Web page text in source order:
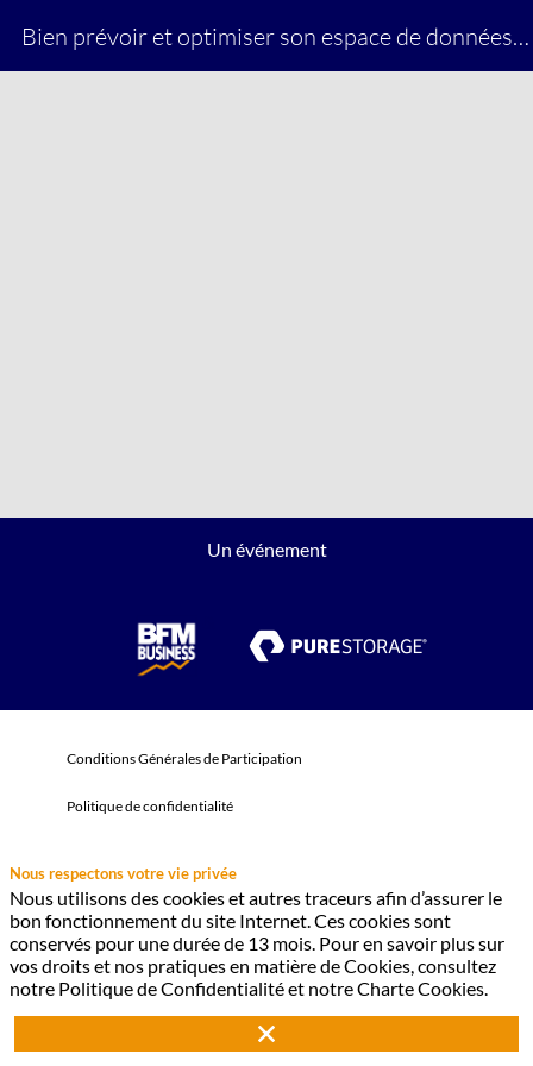
Bien prévoir et optimiser son espace de données en équilibrant son budget
Un événement
Conditions Générales de Participation
Politique de confidentialité
Nous respectons votre vie privée
Nous utilisons des cookies et autres traceurs afin d’assurer le
bon fonctionnement du site Internet. Ces cookies sont
conservés pour une durée de 13 mois. Pour en savoir plus sur
vos droits et nos pratiques en matière de Cookies, consultez
notre Politique de Confidentialité et notre Charte Cookies.